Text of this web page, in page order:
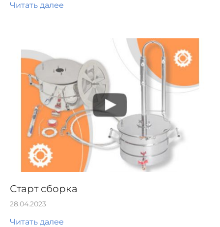
Читать далее
Старт сборка
28.04.2023
Читать далее